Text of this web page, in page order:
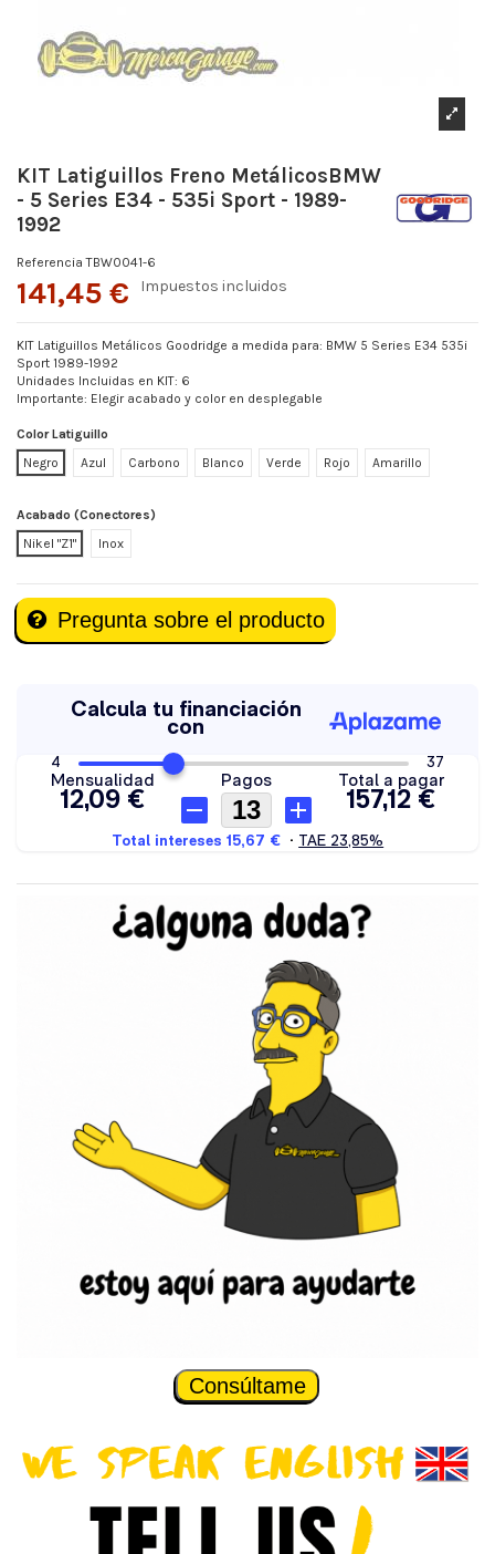
KIT Latiguillos Freno MetálicosBMW
- 5 Series E34 - 535i Sport - 1989-
1992
Referencia TBW0041-6
141,45 € Impuestos incluidos
KIT Latiguillos Metálicos Goodridge a medida para: BMW 5 Series E34 535i
Sport 1989-1992
Unidades Incluidas en KIT: 6
Importante: Elegir acabado y color en desplegable
Color Latiguillo
Negro
Azul Carbono Blanco Verde Rojo Amarillo
Acabado (Conectores)
Nikel "Z1"
Inox
Pregunta sobre el producto
Consúltame